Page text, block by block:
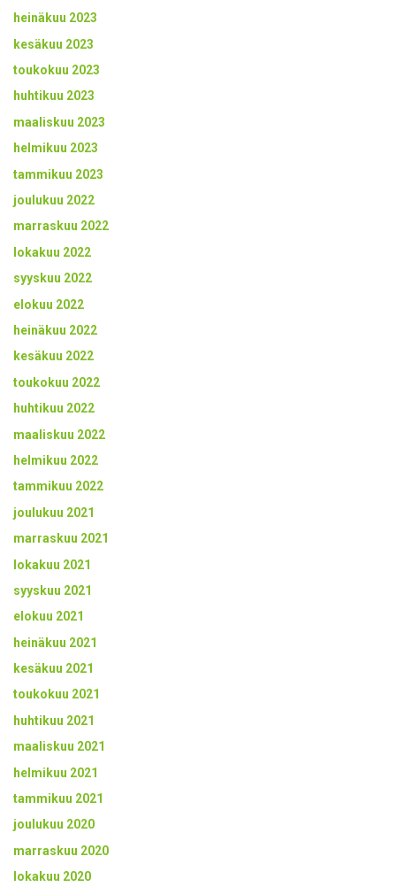
heinäkuu 2023
kesäkuu 2023
toukokuu 2023
huhtikuu 2023
maaliskuu 2023
helmikuu 2023
tammikuu 2023
joulukuu 2022
marraskuu 2022
lokakuu 2022
syyskuu 2022
elokuu 2022
heinäkuu 2022
kesäkuu 2022
toukokuu 2022
huhtikuu 2022
maaliskuu 2022
helmikuu 2022
tammikuu 2022
joulukuu 2021
marraskuu 2021
lokakuu 2021
syyskuu 2021
elokuu 2021
heinäkuu 2021
kesäkuu 2021
toukokuu 2021
huhtikuu 2021
maaliskuu 2021
helmikuu 2021
tammikuu 2021
joulukuu 2020
marraskuu 2020
lokakuu 2020